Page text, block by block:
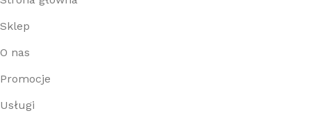
Sklep
O nas
Promocje
Usługi